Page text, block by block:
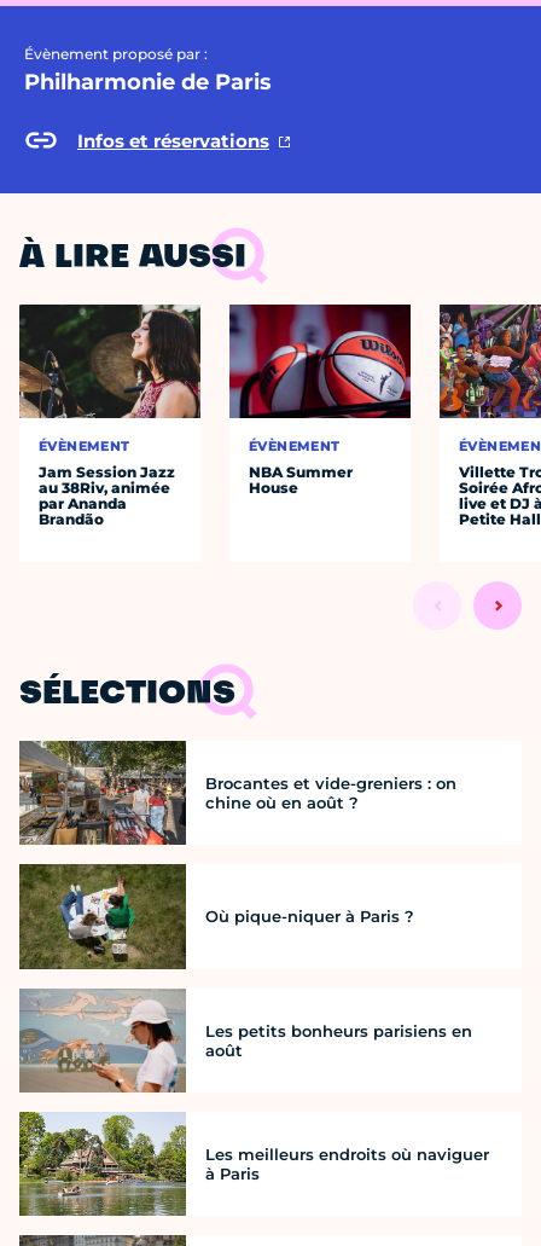
Évènement proposé par :
Philharmonie de Paris
Infos et réservations
À LIRE AUSSI
ÉVÈNEMENT
Jam Session Jazz
au 38Riv, animée
par Ananda
Brandão
ÉVÈNEMENT
NBA Summer
House
Villette
Soirée
live et DJ
Petite
SÉLECTIONS
Brocantes et vide-greniers : on
chine où en août ?
Où pique-niquer à Paris ?
Les petits bonheurs parisiens en
août
Les meilleurs endroits où naviguer
à Paris